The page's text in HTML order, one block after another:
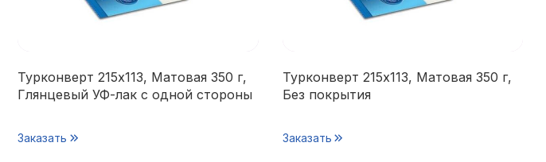
Турконверт 215х113, Матовая 350 г,
Глянцевый УФ-лак с одной стороны
Заказать
Турконверт 215х113, Матовая 350 г,
Без покрытия
Заказать